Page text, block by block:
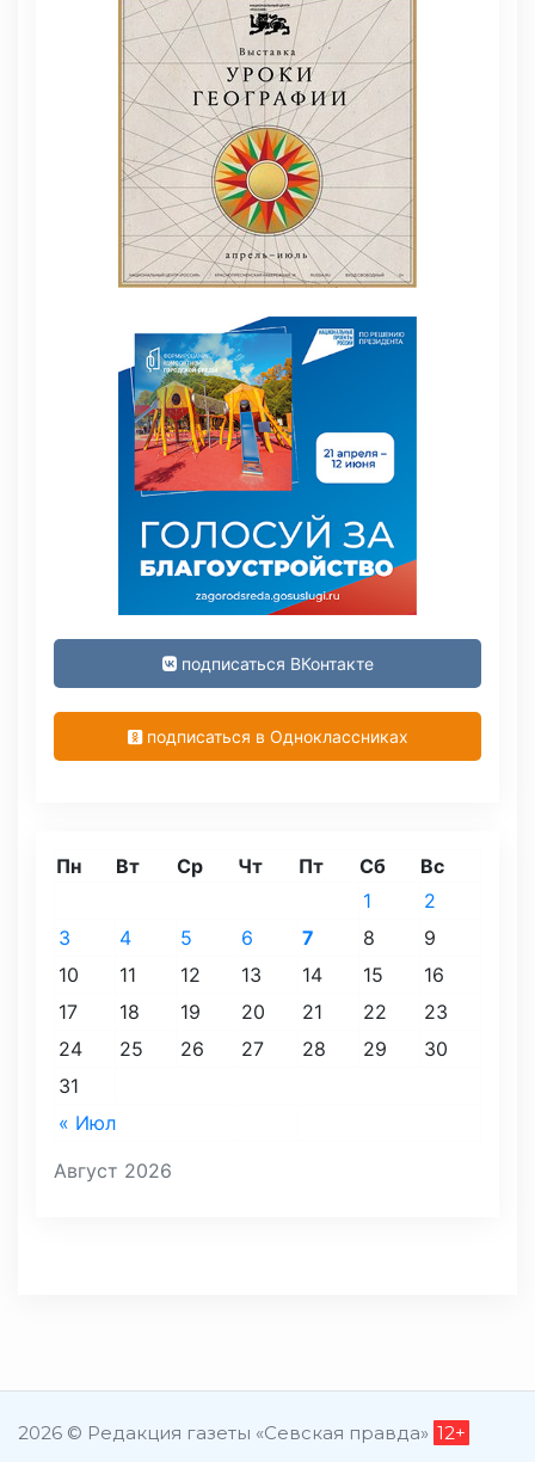
подписаться ВКонтакте
подписаться в Одноклассниках
Август 2026
Пн Вт Ср Чт Пт Сб Вс
« Июл
1
2
3
4 5 6 7 8
9
10
11 12 13 14 15
16
17
18 19 20 21 22
23
24
25 26 27 28 29
30
31
2026 © Редакция газеты «Севская правда» 12+